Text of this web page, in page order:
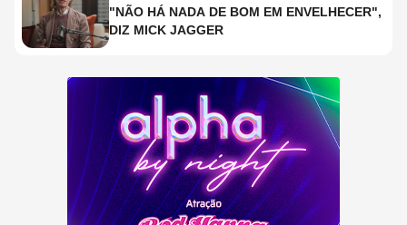
"NÃO HÁ NADA DE BOM EM ENVELHECER",
DIZ MICK JAGGER